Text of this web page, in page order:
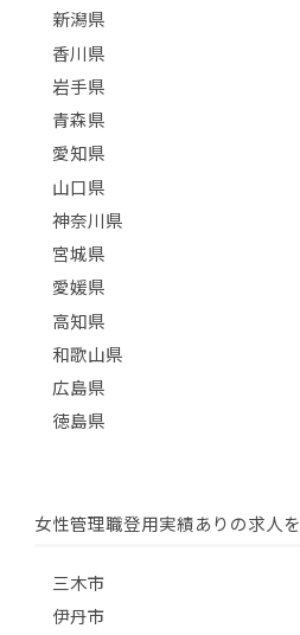
新潟県
香川県
岩手県
青森県
愛知県
山口県
神奈川県
宮城県
愛媛県
高知県
和歌山県
広島県
徳島県
女性管理職登用実績ありの求人
三木市
伊丹市